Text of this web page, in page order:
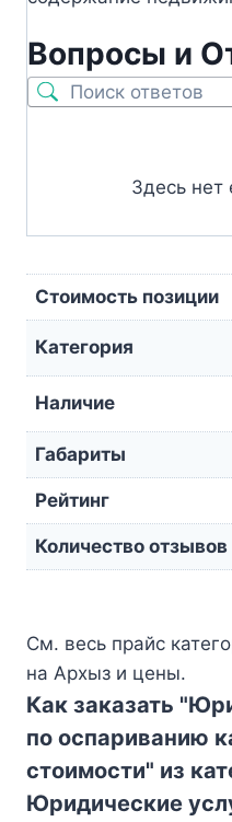
Вопросы и
Здесь нет
Стоимость позиции
Категория
Наличие
Габариты
Рейтинг
Количество отзывов
См. весь прайс
на Архыз и цены.
Как заказать
по оспариванию
стоимости" из
Юридические